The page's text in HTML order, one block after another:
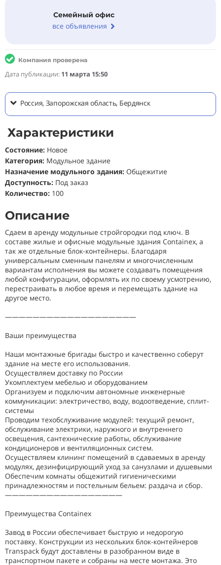
Семейный офис
все объявления
Компания проверена
Дата публикации: 11 марта 15:50
Россия, Запорожская область, Бердянск
Характеристики
Состояние: Новое
Категория: Модульное здание
Назначение модульного здания: Общежитие
Доступность: Под заказ
Количество: 100
Описание
Сдаем в аренду модульные стройгородки под ключ. В
составе жилые и офисные модульные здания Containex, а
так же отдельные блок-контейнеры. Благодаря
универсальным сменным панелям и многочисленным
вариантам исполнения вы можете создавать помещения
любой конфигурации, оформлять их по своему усмотрению,
перестраивать в любое время и перемещать здание на
другое место.
———————————————————
Ваши преимущества
Наши монтажные бригады быстро и качественно соберут
здание на месте его использования.
Осуществляем доставку по России
Укомплектуем мебелью и оборудованием
Организуем и подключим автономные инженерные
коммуникации: электричество, воду, водоотведение, сплит-
системы
Проводим техобслуживание модулей: текущий ремонт,
обслуживание электрики, наружного и внутреннего
освещения, сантехнические работы, обслуживание
кондиционеров и вентиляционных систем.
Осуществляем клининг помещений в сдаваемых в аренду
модулях, дезинфицирующий уход за санузлами и душевыми
Обеспечим комнаты общежитий гигиеническими
принадлежностям и постельным бельем: раздача и сбор.
—————————————————
Преимущества Containex
Завод в России обеспечивает быструю и недорогую
поставку. Конструкции из нескольких блок-контейнеров
Transpack будут доставлены в разобранном виде в
транспортном пакете и собраны на месте монтажа. Это